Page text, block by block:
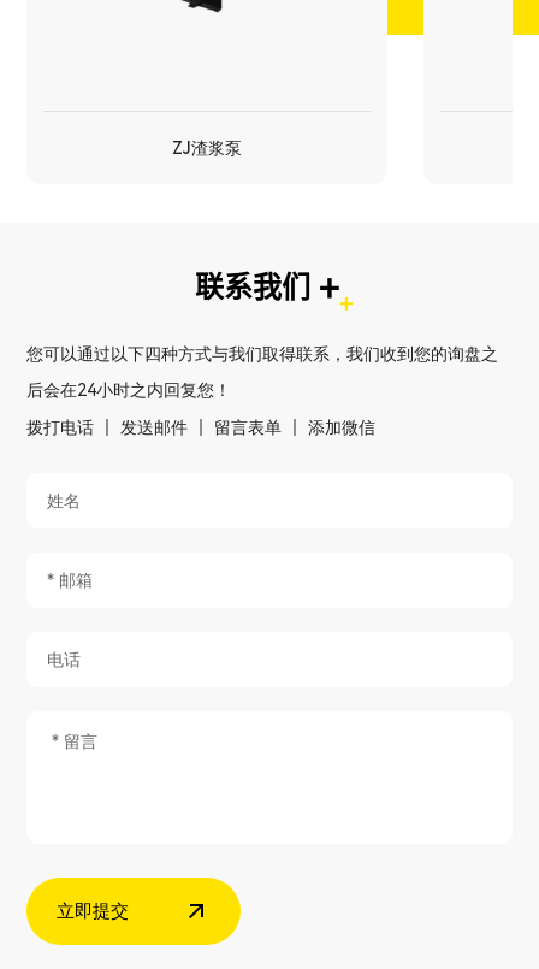
ZJ渣浆泵
联系我们 +
您可以通过以下四种方式与我们取得联系，我们收到您的询盘之
后会在24小时之内回复您！
拨打电话
发送邮件 留言表单 添加微信
立即提交